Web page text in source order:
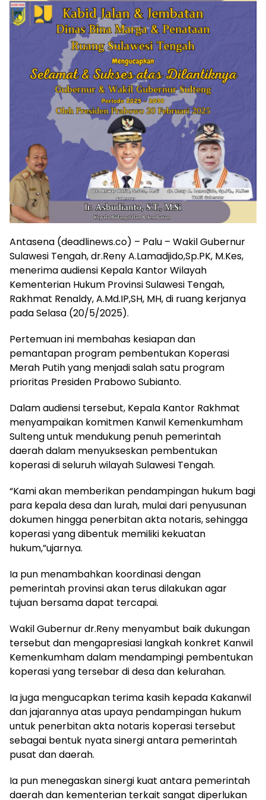
Antasena (deadlinews.co) – Palu – Wakil Gubernur
Sulawesi Tengah, dr.Reny A.Lamadjido,Sp.PK, M.Kes,
menerima audiensi Kepala Kantor Wilayah
Kementerian Hukum Provinsi Sulawesi Tengah,
Rakhmat Renaldy, A.Md.IP,SH, MH, di ruang kerjanya
pada Selasa (20/5/2025).
Pertemuan ini membahas kesiapan dan
pemantapan program pembentukan Koperasi
Merah Putih yang menjadi salah satu program
prioritas Presiden Prabowo Subianto.
Dalam audiensi tersebut, Kepala Kantor Rakhmat
menyampaikan komitmen Kanwil Kemenkumham
Sulteng untuk mendukung penuh pemerintah
daerah dalam menyukseskan pembentukan
koperasi di seluruh wilayah Sulawesi Tengah.
“Kami akan memberikan pendampingan hukum bagi
para kepala desa dan lurah, mulai dari penyusunan
dokumen hingga penerbitan akta notaris, sehingga
koperasi yang dibentuk memiliki kekuatan
hukum,”ujarnya.
Ia pun menambahkan koordinasi dengan
pemerintah provinsi akan terus dilakukan agar
tujuan bersama dapat tercapai.
Wakil Gubernur dr.Reny menyambut baik dukungan
tersebut dan mengapresiasi langkah konkret Kanwil
Kemenkumham dalam mendampingi pembentukan
koperasi yang tersebar di desa dan kelurahan.
Ia juga mengucapkan terima kasih kepada Kakanwil
dan jajarannya atas upaya pendampingan hukum
untuk penerbitan akta notaris koperasi tersebut
sebagai bentuk nyata sinergi antara pemerintah
pusat dan daerah.
Ia pun menegaskan sinergi kuat antara pemerintah
daerah dan kementerian terkait sangat diperlukan